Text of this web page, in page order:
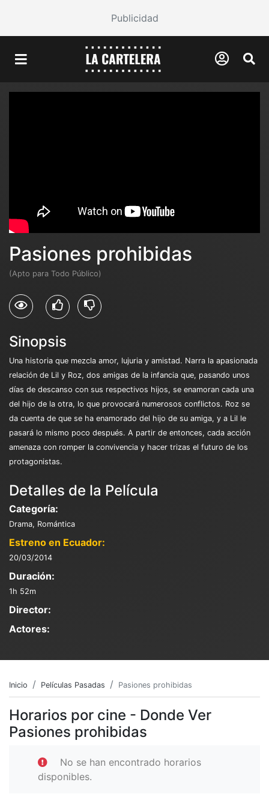
Publicidad
Pasiones prohibidas
(Apto para Todo Público)
Sinopsis
Una historia que mezcla amor, lujuria y amistad. Narra la apasionada
relación de Lil y Roz, dos amigas de la infancia que, pasando unos
días de descanso con sus respectivos hijos, se enamoran cada una
del hijo de la otra, lo que provocará numerosos conflictos. Roz se
da cuenta de que se ha enamorado del hijo de su amiga, y a Lil le
pasará lo mismo poco después. A partir de entonces, cada acción
amenaza con romper la convivencia y hacer trizas el futuro de los
protagonistas.
Detalles de la Película
Categoría:
Drama, Romántica
Estreno en Ecuador:
20/03/2014
Duración:
1h 52m
Director:
Actores:
Inicio Películas Pasadas Pasiones prohibidas
Horarios por cine - Donde Ver
Pasiones prohibidas
No se han encontrado horarios
disponibles.